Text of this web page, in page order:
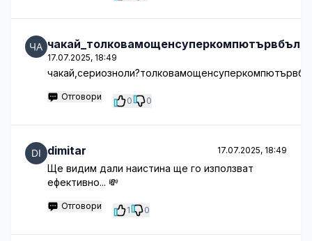
17.07.2025, 18:49
Отговори 0 0
dimitar 17.07.2025, 18:49
Ще видим дали наистина ще го използват
ефективно... 💸
Отговори 1 0